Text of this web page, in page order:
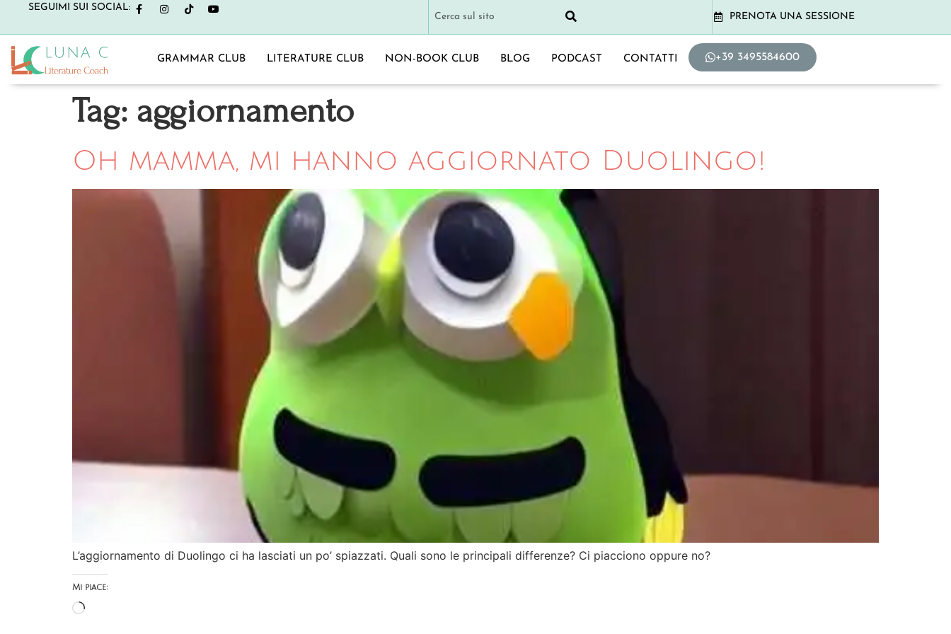
SEGUIMI SUI SOCIAL:
PRENOTA UNA SESSIONE
GRAMMAR CLUB LITERATURE CLUB NON-BOOK CLUB BLOG PODCAST CONTATTI +39 3495584600
Tag: aggiornamento
Oh mamma, mi hanno aggiornato Duolingo!
L’aggiornamento di Duolingo ci ha lasciati un po’ spiazzati. Quali sono le principali differenze? Ci piacciono oppure no?
Mi piace: